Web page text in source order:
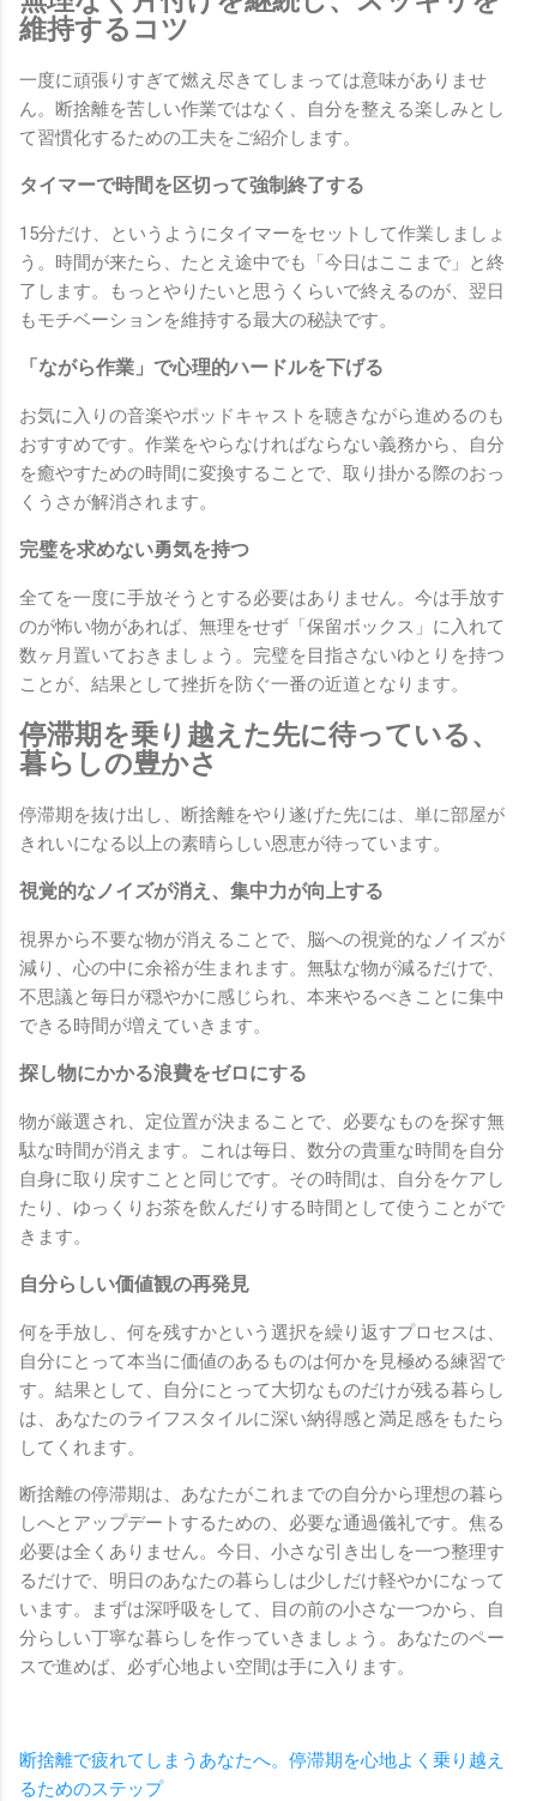
維持するコツ
一度に頑張りすぎて燃え尽きてしまっては意味がありませ
ん。断捨離を苦しい作業ではなく、自分を整える楽しみとし
て習慣化するための工夫をご紹介します。
タイマーで時間を区切って強制終了する
15分だけ、というようにタイマーをセットして作業しましょ
う。時間が来たら、たとえ途中でも「今日はここまで」と終
了します。もっとやりたいと思うくらいで終えるのが、翌日
もモチベーションを維持する最大の秘訣です。
「ながら作業」で心理的ハードルを下げる
お気に入りの音楽やポッドキャストを聴きながら進めるのも
おすすめです。作業をやらなければならない義務から、自分
を癒やすための時間に変換することで、取り掛かる際のおっ
くうさが解消されます。
完璧を求めない勇気を持つ
全てを一度に手放そうとする必要はありません。今は手放す
のが怖い物があれば、無理をせず「保留ボックス」に入れて
数ヶ月置いておきましょう。完璧を目指さないゆとりを持つ
ことが、結果として挫折を防ぐ一番の近道となります。
停滞期を乗り越えた先に待っている、
暮らしの豊かさ
停滞期を抜け出し、断捨離をやり遂げた先には、単に部屋が
きれいになる以上の素晴らしい恩恵が待っています。
視覚的なノイズが消え、集中力が向上する
視界から不要な物が消えることで、脳への視覚的なノイズが
減り、心の中に余裕が生まれます。無駄な物が減るだけで、
不思議と毎日が穏やかに感じられ、本来やるべきことに集中
できる時間が増えていきます。
探し物にかかる浪費をゼロにする
物が厳選され、定位置が決まることで、必要なものを探す無
駄な時間が消えます。これは毎日、数分の貴重な時間を自分
自身に取り戻すことと同じです。その時間は、自分をケアし
たり、ゆっくりお茶を飲んだりする時間として使うことがで
きます。
自分らしい価値観の再発見
何を手放し、何を残すかという選択を繰り返すプロセスは、
自分にとって本当に価値のあるものは何かを見極める練習で
す。結果として、自分にとって大切なものだけが残る暮らし
は、あなたのライフスタイルに深い納得感と満足感をもたら
してくれます。
断捨離の停滞期は、あなたがこれまでの自分から理想の暮ら
しへとアップデートするための、必要な通過儀礼です。焦る
必要は全くありません。今日、小さな引き出しを一つ整理す
るだけで、明日のあなたの暮らしは少しだけ軽やかになって
います。まずは深呼吸をして、目の前の小さな一つから、自
分らしい丁寧な暮らしを作っていきましょう。あなたのペー
スで進めば、必ず心地よい空間は手に入ります。
断捨離で疲れてしまうあなたへ。停滞期を心地よく乗り越え
るためのステップ